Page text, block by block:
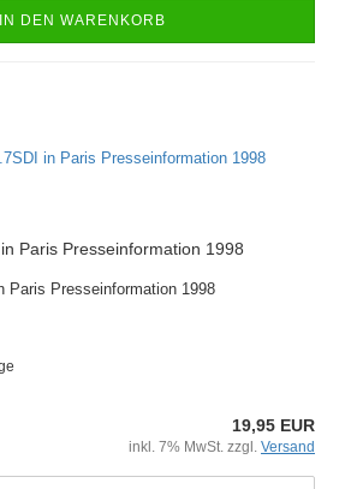
IN DEN WARENKORB
Paris Presseinformation 1998
Paris Presseinformation 1998
19,95 EUR
inkl. 7% MwSt. zzgl. Versand